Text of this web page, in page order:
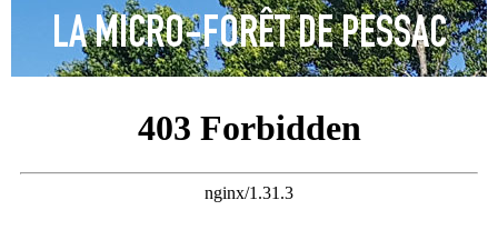
LA MICRO-FORÊT DE PESSAC